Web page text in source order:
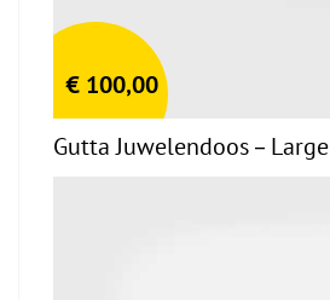
€ 100,00
Gutta Juwelendoos – Large